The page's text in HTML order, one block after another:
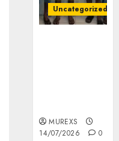
Uncategorized
MUREXS
14/07/2026
0